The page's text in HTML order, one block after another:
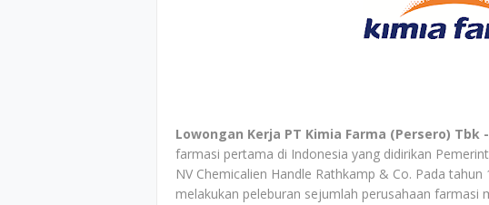
Lowongan Kerja PT Kimia Farma (Persero) Tbk -
farmasi pertama di Indonesia yang didirikan
NV Chemicalien Handle Rathkamp & Co. Pada
melakukan peleburan sejumlah perusahaan farmasi